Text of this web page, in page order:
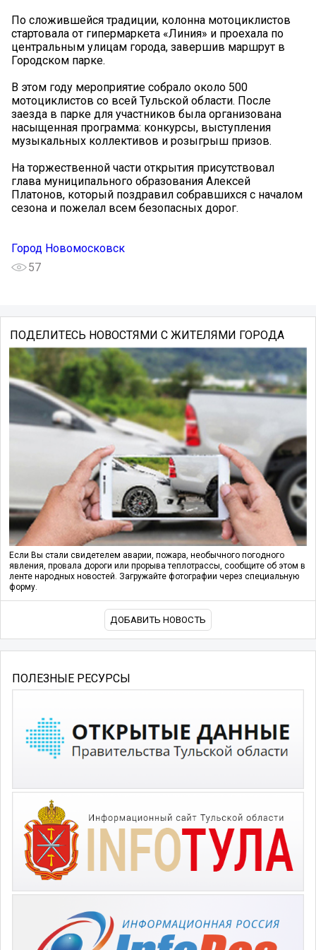
По сложившейся традиции, колонна мотоциклистов
стартовала от гипермаркета «Линия» и проехала по
центральным улицам города, завершив маршрут в
Городском парке.
В этом году мероприятие собрало около 500
мотоциклистов со всей Тульской области. После
заезда в парке для участников была организована
насыщенная программа: конкурсы, выступления
музыкальных коллективов и розыгрыш призов.
На торжественной части открытия присутствовал
глава муниципального образования Алексей
Платонов, который поздравил собравшихся с началом
сезона и пожелал всем безопасных дорог.
Город Новомосковск
57
ПОДЕЛИТЕСЬ НОВОСТЯМИ С ЖИТЕЛЯМИ ГОРОДА
Если Вы стали свидетелем аварии, пожара, необычного погодного
явления, провала дороги или прорыва теплотрассы, сообщите об этом в
ленте народных новостей. Загружайте фотографии через специальную
форму.
ДОБАВИТЬ НОВОСТЬ
ПОЛЕЗНЫЕ РЕСУРСЫ